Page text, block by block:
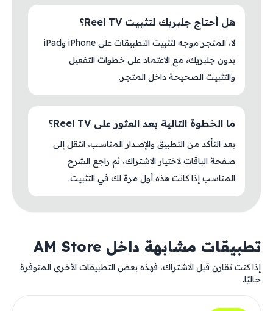
هل أحتاج جلبريك لتثبيت Reel TV؟
لا، المتجر موجه لتثبيت التطبيقات على iPhone وiPad
بدون جلبريك، مع الاعتماد على خطوات التفعيل
والتثبيت الصحيحة داخل المتجر.
ما الخطوة التالية بعد العثور على Reel TV؟
بعد التأكد من التطبيق والإصدار المناسب، انتقل إلى
صفحة الباقات لاختيار الاشتراك، ثم راجع الشرح
المناسب إذا كانت هذه أول مرة لك في التثبيت.
تطبيقات مشابهة داخل AM Store
إذا كنت تقارن قبل الاشتراك، فهذه بعض التطبيقات الأخرى المتوفرة
حاليًا.